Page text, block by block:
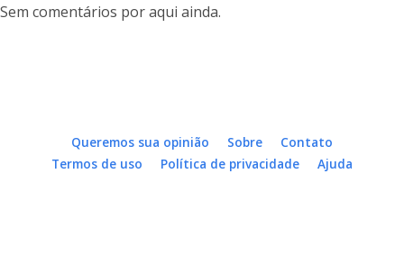
Sem comentários por aqui ainda.
Queremos sua opinião Sobre
Contato
Termos de uso
Política de privacidade Ajuda